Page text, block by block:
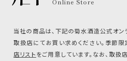
Online Store
当社の商品は、下記の菊水酒造公式オンラ
取扱店にてお買い求めください。 季節限
店リストをご用意しています。 なお、取扱